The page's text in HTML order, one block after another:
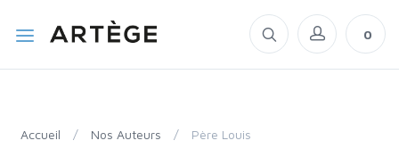
0
Accueil / Nos Auteurs / Père Louis